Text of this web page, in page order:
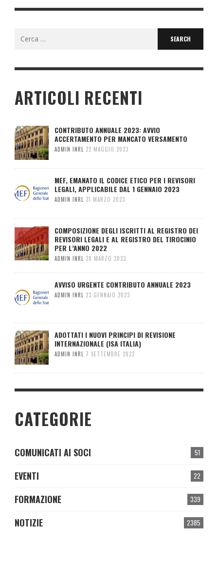
ARTICOLI RECENTI
CONTRIBUTO ANNUALE 2023: AVVIO
ACCERTAMENTO PER MANCATO VERSAMENTO
ADMIN INRL 22 MAGGIO 2023
MEF, EMANATO IL CODICE ETICO PER I REVISORI
LEGALI, APPLICABILE DAL 1 GENNAIO 2023
ADMIN INRL 31 MARZO 2023
COMPOSIZIONE DEGLI ISCRITTI AL REGISTRO DEI
REVISORI LEGALI E AL REGISTRO DEL TIROCINIO
PER L’ANNO 2022
ADMIN INRL 28 MARZO 2023
AVVISO URGENTE CONTRIBUTO ANNUALE 2023
ADMIN INRL 23 GENNAIO 2023
ADOTTATI I NUOVI PRINCIPI DI REVISIONE
INTERNAZIONALE (ISA ITALIA)
ADMIN INRL 7 SETTEMBRE 2022
CATEGORIE
51
COMUNICATI AI SOCI
22
EVENTI
339
FORMAZIONE
2385
NOTIZIE